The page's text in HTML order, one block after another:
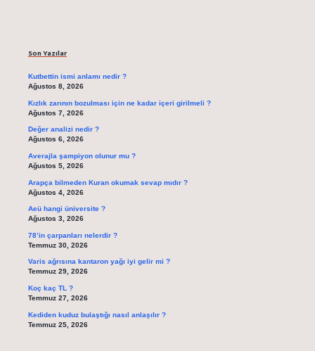
Son Yazılar
Kutbettin ismi anlamı nedir ?
Ağustos 8, 2026
Kızlık zarının bozulması için ne kadar içeri girilmeli ?
Ağustos 7, 2026
Değer analizi nedir ?
Ağustos 6, 2026
Averajla şampiyon olunur mu ?
Ağustos 5, 2026
Arapça bilmeden Kuran okumak sevap mıdır ?
Ağustos 4, 2026
Aeü hangi üniversite ?
Ağustos 3, 2026
78’in çarpanları nelerdir ?
Temmuz 30, 2026
Varis ağrısına kantaron yağı iyi gelir mi ?
Temmuz 29, 2026
Koç kaç TL ?
Temmuz 27, 2026
Kediden kuduz bulaştığı nasıl anlaşılır ?
Temmuz 25, 2026